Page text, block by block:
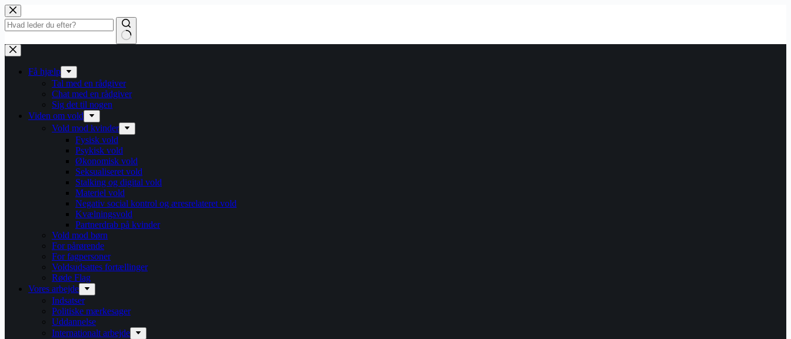
Fortsæt
til
indhold
Få hjælp
Tal med en rådgiver
Chat med en rådgiver
Sig det til nogen
Viden om vold
Vold mod kvinder
Fysisk vold
Psykisk vold
Økonomisk vold
Seksualiseret vold
Stalking og digital vold
Materiel vold
Negativ social kontrol og æresrelateret vold
Kvælningsvold
Partnerdrab på kvinder
Vold mod børn
For pårørende
For fagpersoner
Voldsudsattes fortællinger
Røde Flag
Vores arbejde
Indsatser
Politiske mærkesager
Uddannelse
Internationalt arbejde